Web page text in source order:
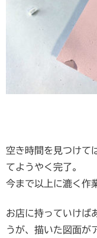
空き時間を見つけて
てようやく完了。
今まで以上に漉く作
お店に持っていけば
うが、描いた図面が